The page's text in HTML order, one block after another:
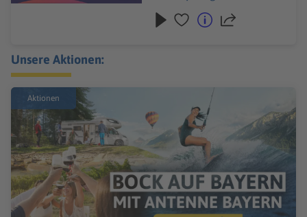
Unsere Aktionen:
Aktionen